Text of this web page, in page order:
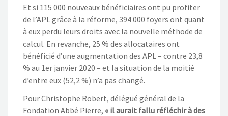
Et si 115 000 nouveaux bénéficiaires ont pu profiter
de l’APL grâce à la réforme, 394 000 foyers ont quant
à eux perdu leurs droits avec la nouvelle méthode de
calcul. En revanche, 25 % des allocataires ont
bénéficié d’une augmentation des APL – contre 23,8
% au 1er janvier 2020 – et la situation de la moitié
d’entre eux (52,2 %) n’a pas changé.
Pour Christophe Robert, délégué général de la
Fondation Abbé Pierre, « il aurait fallu réfléchir à des